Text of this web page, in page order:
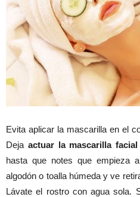
Evita aplicar la mascarilla en el
Deja actuar la mascarilla
hasta que notes que empieza
algodón o toalla húmeda y ve
Lávate el rostro con agua sola.